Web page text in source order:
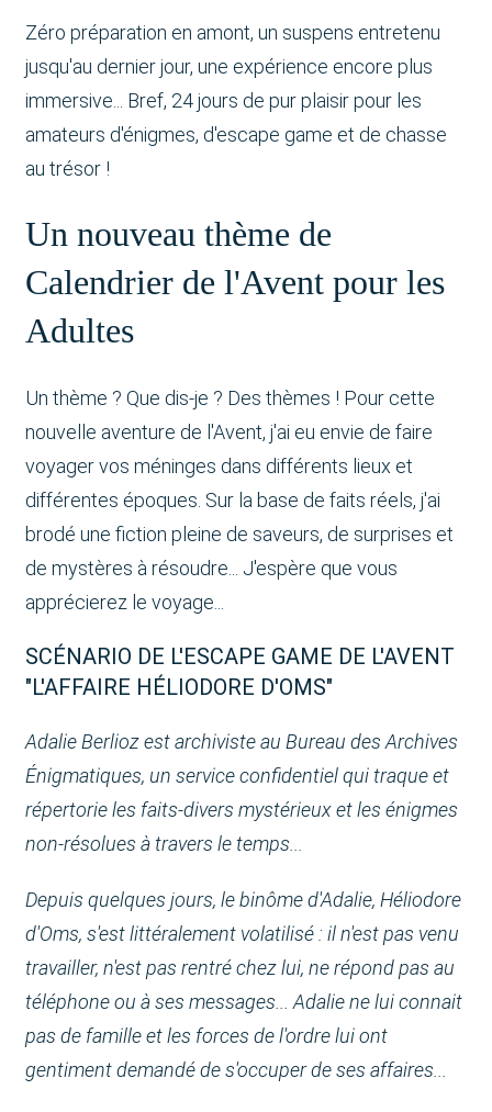
Zéro préparation en amont, un suspens entretenu
jusqu'au dernier jour, une expérience encore plus
immersive... Bref, 24 jours de pur plaisir pour les
amateurs d'énigmes, d'escape game et de chasse
au trésor !
Un nouveau thème de
Calendrier de l'Avent pour les
Adultes
Un thème ? Que dis-je ? Des thèmes ! Pour cette
nouvelle aventure de l'Avent, j'ai eu envie de faire
voyager vos méninges dans différents lieux et
différentes époques. Sur la base de faits réels, j'ai
brodé une fiction pleine de saveurs, de surprises et
de mystères à résoudre... J'espère que vous
apprécierez le voyage...
SCÉNARIO DE L'ESCAPE GAME DE L'AVENT
"L'AFFAIRE HÉLIODORE D'OMS"
Adalie Berlioz est archiviste au Bureau des Archives
Énigmatiques, un service confidentiel qui traque et
répertorie les faits-divers mystérieux et les énigmes
non-résolues à travers le temps...
Depuis quelques jours, le binôme d'Adalie, Héliodore
d'Oms, s'est littéralement volatilisé : il n'est pas venu
travailler, n'est pas rentré chez lui, ne répond pas au
téléphone ou à ses messages... Adalie ne lui connait
pas de famille et les forces de l'ordre lui ont
gentiment demandé de s'occuper de ses affaires...